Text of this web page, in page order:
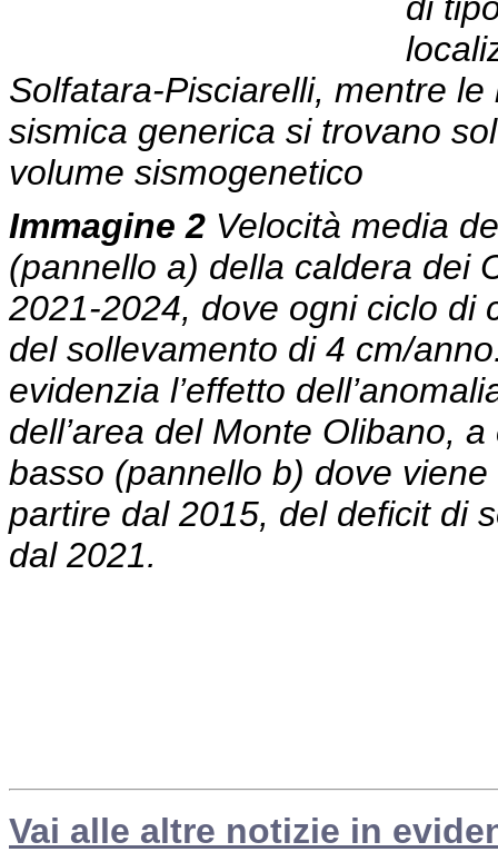
Solfatara-Pisciarelli, mentre
sismica generica si trovano
volume sismogenetico
Immagine 2 Velocità media
(pannello a) della caldera dei
2021-2024, dove ogni ciclo di
del sollevamento di 4 cm/
evidenzia l’effetto
dell’area del Monte Olibano,
basso (pannello b) dove
partire dal 2015, del deficit di
dal 2021.
Vai alle altre notizie in